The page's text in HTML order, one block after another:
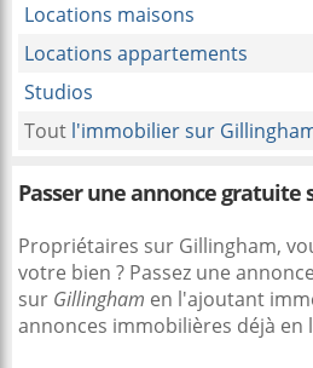
Locations maisons
Locations appartements
Studios
Tout l'immobilier sur
Passer une annonce gratuite
Propriétaires sur Gillingham,
votre bien ? Passez une
sur Gillingham en l'ajoutant
annonces immobilières déjà en